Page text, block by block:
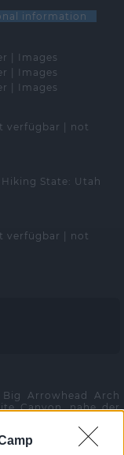
information
| Images
| Images
| Images
verfügbar | not
Hiking State: Utah
verfügbar | not
Arrowhead Arch
Canyon, nahe der